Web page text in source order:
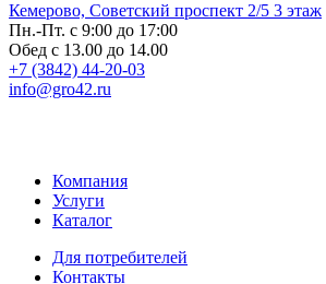
Кемерово, Советский проспект 2/5 3 этаж
Пн.-Пт. с 9:00 до 17:00
Обед с 13.00 до 14.00
+7 (3842) 44-20-03
info@gro42.ru
Компания
Услуги
Каталог
Для потребителей
Контакты